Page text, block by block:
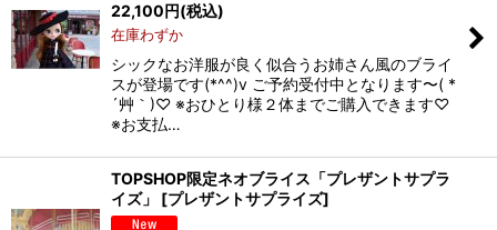
22,100円(税込)
在庫わずか
シックなお洋服が良く似合うお姉さん風のブライ
スが登場です(*^^)v ご予約受付中となります〜( *
´艸｀)♡ ※おひとり様２体までご購入できます♡
※お支払…
TOPSHOP限定ネオブライス「プレザントサプラ
イズ」
[プレザントサプライズ]